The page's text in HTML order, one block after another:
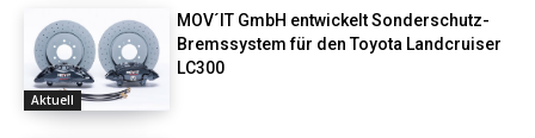
Aktuell
MOV´IT GmbH entwickelt Sonderschutz-
Bremssystem für den Toyota Landcruiser
LC300